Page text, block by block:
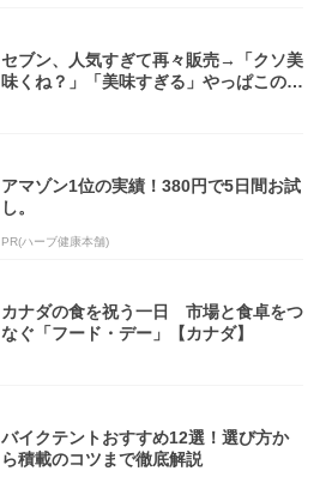
セブン、人気すぎて再々販売→「クソ美
味くね？」「美味すぎる」やっぱこのク
アマゾン1位の実績！380円で5日間お試
し。
PR(ハーブ健康本舗)
カナダの食を祝う一日 市場と食卓をつ
なぐ「フード・デー」【カナダ】
バイクテントおすすめ12選！選び方か
ら積載のコツまで徹底解説